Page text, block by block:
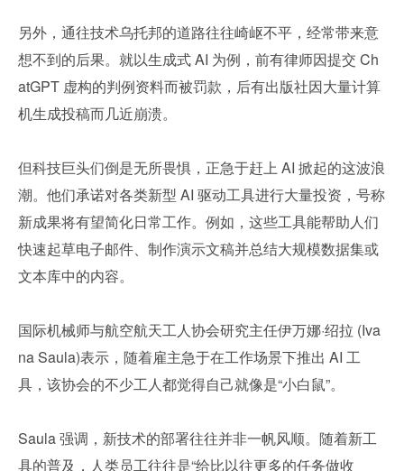
另外，通往技术乌托邦的道路往往崎岖不平，经常带来意
想不到的后果。就以生成式 AI 为例，前有律师因提交 Ch
atGPT 虚构的判例资料而被罚款，后有出版社因大量计算
机生成投稿而几近崩溃。
但科技巨头们倒是无所畏惧，正急于赶上 AI 掀起的这波浪
潮。他们承诺对各类新型 AI 驱动工具进行大量投资，号称
新成果将有望简化日常工作。例如，这些工具能帮助人们
快速起草电子邮件、制作演示文稿并总结大规模数据集或
文本库中的内容。
国际机械师与航空航天工人协会研究主任伊万娜·绍拉 (Iva
na Saula)表示，随着雇主急于在工作场景下推出 AI 工
具，该协会的不少工人都觉得自己就像是“小白鼠”。
Saula 强调，新技术的部署往往并非一帆风顺。随着新工
具的普及，人类员工往往是“给比以往更多的任务做收